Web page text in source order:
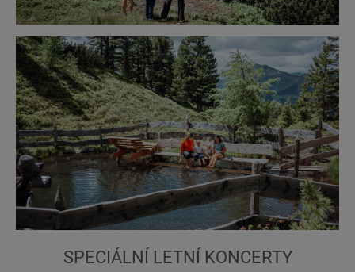
SPECIÁLNÍ LETNÍ KONCERTY